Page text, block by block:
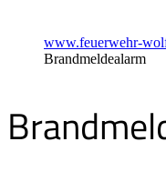
www.feuerwehr-
Brandmeldealarm